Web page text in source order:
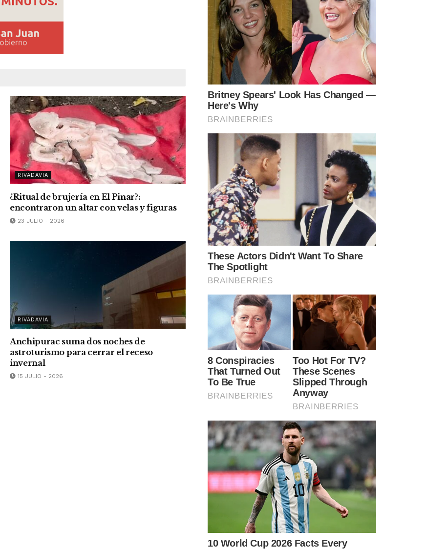
RIVADAVIA
¿Ritual de brujería en El Pinar?:
encontraron un altar con velas y figuras
23 JULIO - 2026
RIVADAVIA
Anchipurac suma dos noches de
astroturismo para cerrar el receso
invernal
15 JULIO - 2026